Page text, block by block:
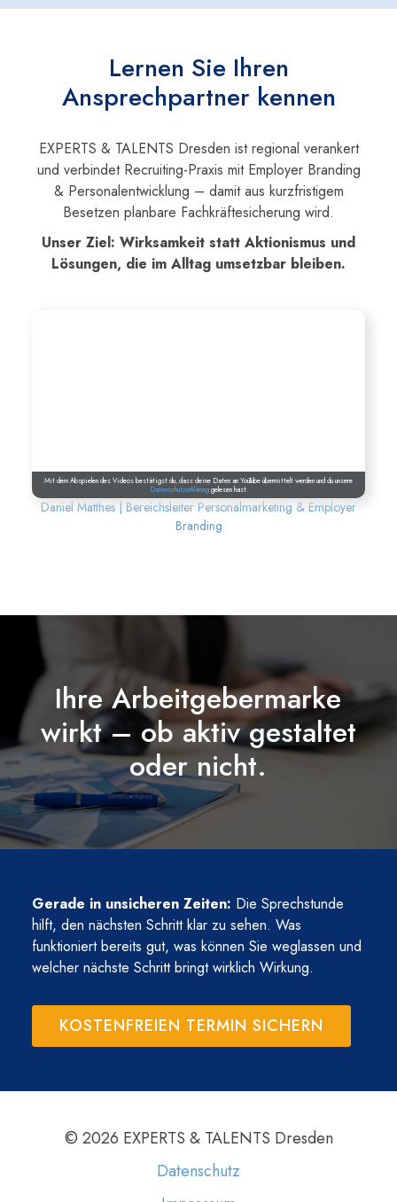
Lernen Sie Ihren
Ansprechpartner kennen
EXPERTS & TALENTS Dresden ist regional verankert
und verbindet Recruiting-Praxis mit Employer Branding
& Personalentwicklung – damit aus kurzfristigem
Besetzen planbare Fachkräftesicherung wird.
Unser Ziel: Wirksamkeit statt Aktionismus und
Lösungen, die im Alltag umsetzbar bleiben.
Mit dem Abspielen des Videos bestätigst du, dass deine Daten anYouTubeübermittelt werden und du unsere
Datenschutzerklärunggelesen hast.
Daniel Matthes | Bereichsleiter Personalmarketing & Employer
Branding
Ihre Arbeitgebermarke
wirkt – ob aktiv gestaltet
oder nicht.
Gerade in unsicheren Zeiten: Die Sprechstunde
hilft, den nächsten Schritt klar zu sehen. Was
funktioniert bereits gut, was können Sie weglassen und
welcher nächste Schritt bringt wirklich Wirkung.
KOSTENFREIEN TERMIN SICHERN
© 2026 EXPERTS & TALENTS Dresden
Datenschutz